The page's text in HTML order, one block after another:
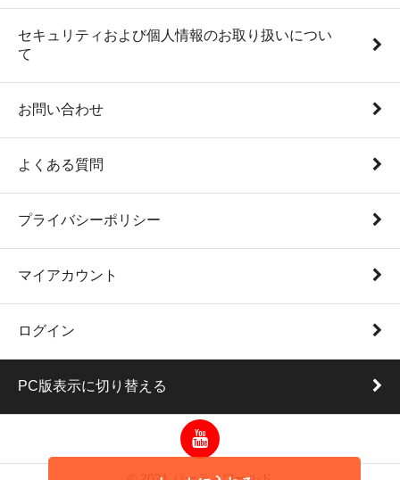
セキュリティおよび個人情報のお取り扱いについ
て
お問い合わせ
よくある質問
プライバシーポリシー
マイアカウント
ログイン
PC版表示に切り替える